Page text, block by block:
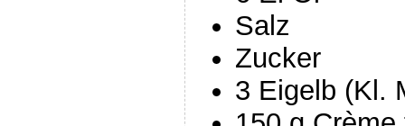
Salz
Zucker
3 Eigelb (Kl.